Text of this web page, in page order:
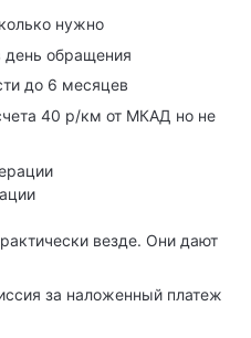
нужно
день обращения
до 6 месяцев
40 р/км от МКАД но не
везде. Они дают
за наложенный платеж